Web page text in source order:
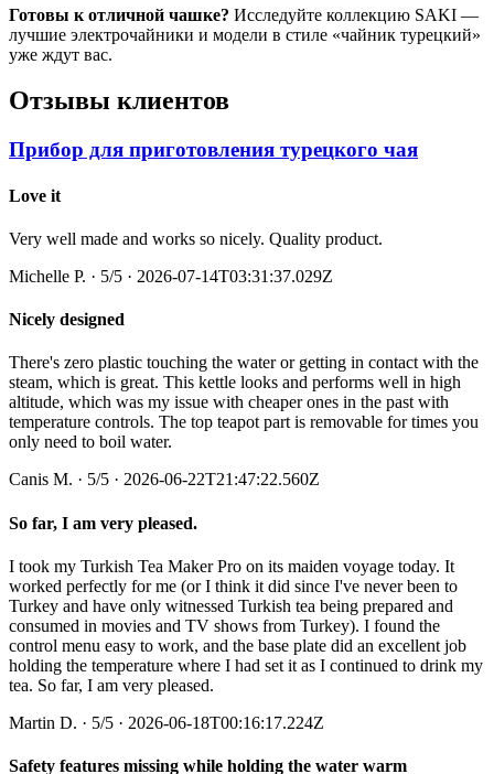
Готовы к отличной чашке? Исследуйте коллекцию SAKI —
лучшие электрочайники и модели в стиле «чайник турецкий»
уже ждут вас.
Отзывы клиентов
Прибор для приготовления турецкого чая
Love it
Very well made and works so nicely. Quality product.
Michelle P. · 5/5 · 2026-07-14T03:31:37.029Z
Nicely designed
There's zero plastic touching the water or getting in contact with the
steam, which is great. This kettle looks and performs well in high
altitude, which was my issue with cheaper ones in the past with
temperature controls. The top teapot part is removable for times you
only need to boil water.
Canis M. · 5/5 · 2026-06-22T21:47:22.560Z
So far, I am very pleased.
I took my Turkish Tea Maker Pro on its maiden voyage today. It
worked perfectly for me (or I think it did since I've never been to
Turkey and have only witnessed Turkish tea being prepared and
consumed in movies and TV shows from Turkey). I found the
control menu easy to work, and the base plate did an excellent job
holding the temperature where I had set it as I continued to drink my
tea. So far, I am very pleased.
Martin D. · 5/5 · 2026-06-18T00:16:17.224Z
Safety features missing while holding the water warm